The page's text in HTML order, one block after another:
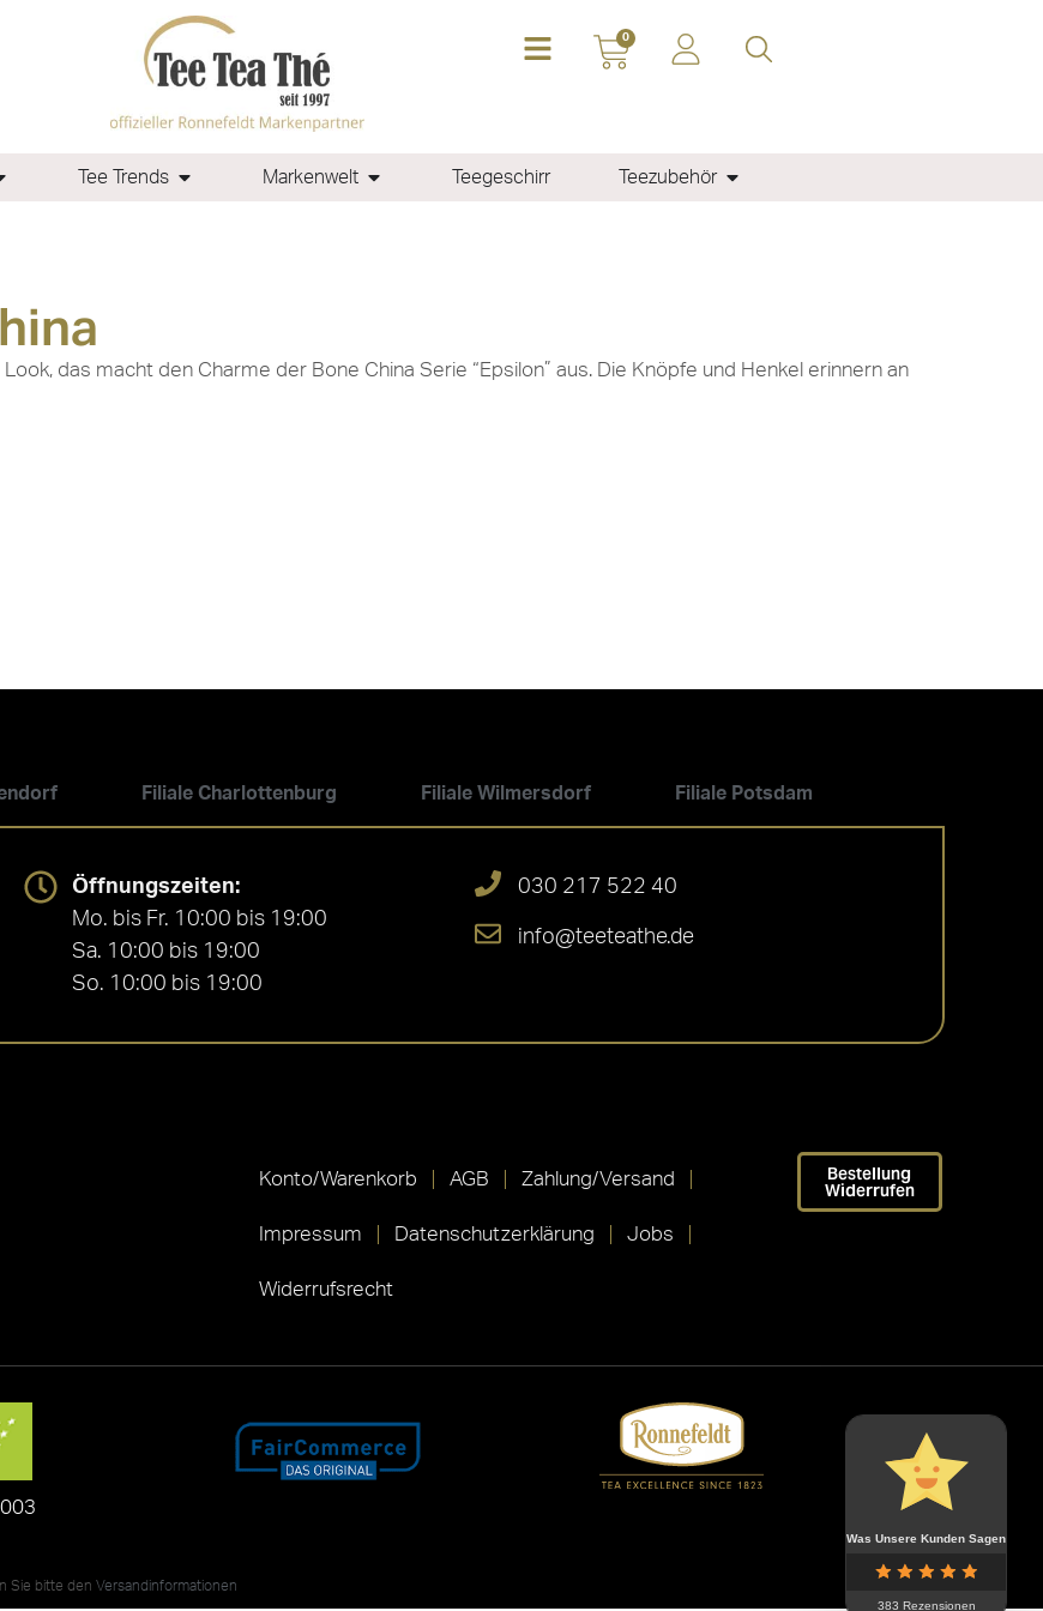
0
Tee Trends Markenwelt Teegeschirr Teezubehör
das macht den Charme der Bone China Serie “Epsilon” aus. Die Knöpfe und Henkel erinnern an
Filiale Charlottenburg Filiale Wilmersdorf Filiale Potsdam
Öffnungszeiten:
Mo. bis Fr. 10:00 bis 19:00
Sa. 10:00 bis 19:00
So. 10:00 bis 19:00
030 217 522 40
info@teeteathe.de
Konto/Warenkorb AGB Zahlung/Versand
Impressum Datenschutzerklärung Jobs
Widerrufsrecht
Bestellung
Widerrufen
Sie bitte den Versandinformationen
Was Unsere Kunden Sagen
383 Rezensionen